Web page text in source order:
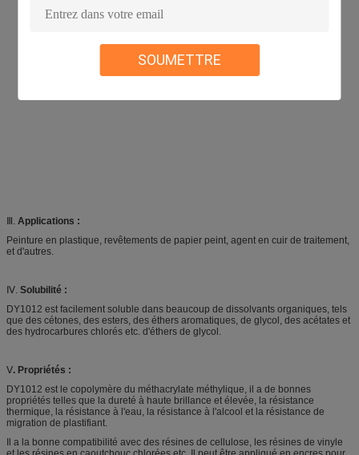
SOUMETTRE
Ⅲ. Applications :
Peinture en plastique, revêtements de papier peint, agent en cuir de traitement,
et d'autres.
Ⅳ. Solubilité :
DY1012 est facilement soluble dans beaucoup de dissolvants organiques, tels
que des cétones, des esters, des éthers aromatiques, de glycol, des acétates et
des hydrocarbures chlorés etc. d'éthers de glycol.
Ⅴ. Propriétés :
DY1012 est le copolymère du méthacrylate méthylique, il a de bonnes
propriétés telles que la dureté à haute brillance et élevée, la résistance
thermique, la résistance à l'eau, la résistance à l'alcool et la résistance de
migration de plastifiant.
Il a la bonne compatibilité avec des résines de cellulose, les résines de vinyle